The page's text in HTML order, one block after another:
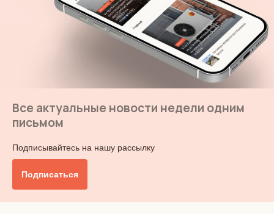
Все актуальные новости недели одним
письмом
Подписывайтесь на нашу рассылку
Подписаться